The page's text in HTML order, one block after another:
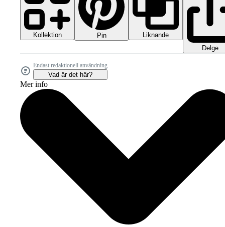
Kollektion Pin
Liknande
Delge
Endast redaktionell användning
Vad är det här?
Mer info